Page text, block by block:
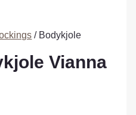
/ Bodykjole
Vianna